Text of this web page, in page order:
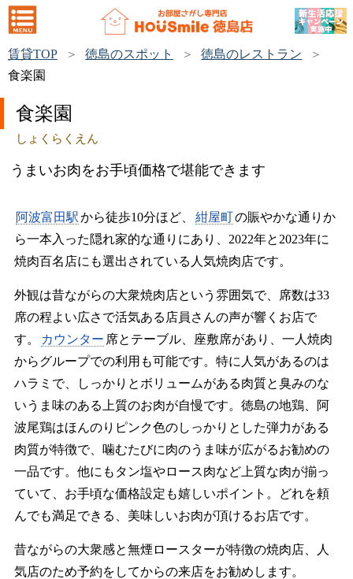
賃貸TOP 徳島のスポット
徳島のレストラン
食楽園
食楽園
しょくらくえん
うまいお肉をお手頃価格で堪能できます
阿波富田駅から徒歩10分ほど、 紺屋町の賑やかな通りか
ら一本入った隠れ家的な通りにあり、2022年と2023年に
焼肉百名店にも選出されている人気焼肉店です。
外観は昔ながらの大衆焼肉店という雰囲気で、席数は33
席の程よい広さで活気ある店員さんの声が響くお店で
す。
カウンター 席とテーブル、座敷席があり、一人焼肉
からグループでの利用も可能です。特に人気があるのは
ハラミで、しっかりとボリュームがある肉質と臭みのな
いうま味のある上質のお肉が自慢です。徳島の地鶏、阿
波尾鶏はほんのりピンク色のしっかりとした弾力がある
肉質が特徴で、噛むたびに肉のうま味が広がるお勧めの
一品です。他にもタン塩やロース肉など上質な肉が揃っ
ていて、お手頃な価格設定も嬉しいポイント。どれを頼
んでも満足できる、美味しいお肉が頂けるお店です。
昔ながらの大衆感と無煙ロースターが特徴の焼肉店、人
気店のため予約をしてからの来店をお勧めします。